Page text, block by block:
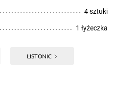
4 sztuki
1 łyżeczka
LISTONIC